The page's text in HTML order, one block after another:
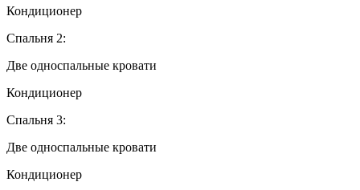
Кондиционер
Спальня 2:
Две односпальные кровати
Кондиционер
Спальня 3:
Две односпальные кровати
Кондиционер